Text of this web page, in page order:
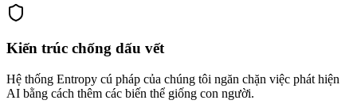
Kiến trúc chống dấu vết
Hệ thống Entropy cú pháp của chúng tôi ngăn chặn việc phát hiện
AI bằng cách thêm các biến thể giống con người.